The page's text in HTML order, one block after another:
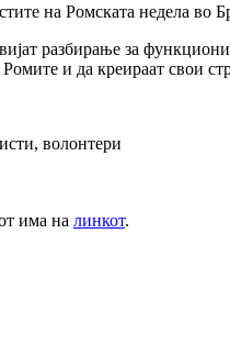
на Ромската недела во
разбирање за
и да креираат свои
волонтери
има на линкот.